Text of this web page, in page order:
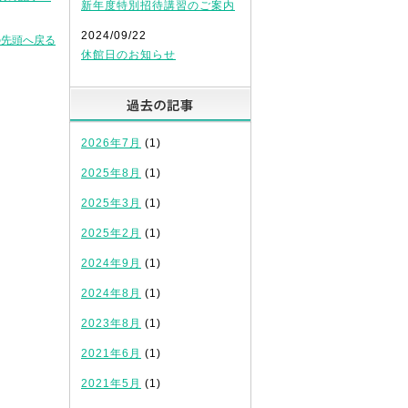
頭へ戻る
新年度特別招待講習のご案内
2024/09/22
休館日のお知らせ
2026年7月 (1)
2025年8月 (1)
2025年3月 (1)
2025年2月 (1)
2024年9月 (1)
2024年8月 (1)
2023年8月 (1)
2021年6月 (1)
2021年5月 (1)